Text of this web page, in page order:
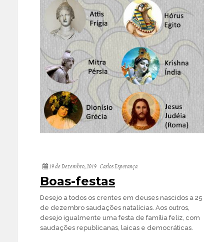
19 de Dezembro, 2019 Carlos Esperança
Boas-festas
Desejo a todos os crentes em deuses nascidos a 25
de dezembro saudações natalícias. Aos outros,
desejo igualmente uma festa de família feliz, com
saudações republicanas, laicas e democráticas.